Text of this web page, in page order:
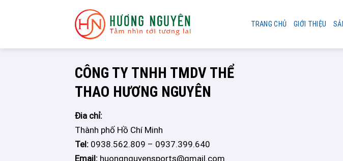
TRANG CHỦ GIỚI THIỆU
CÔNG TY TNHH TMDV THỂ
THAO HƯƠNG NGUYÊN
Đia chỉ:
Thành phố Hồ Chí Minh
Tel: 0938.562.809 – 0937.399.640
Email: huongnguyensports@gmail.com